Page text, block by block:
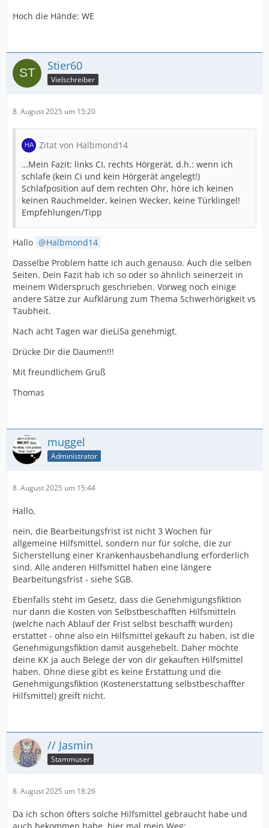
Hoch die Hände: WE
Stier60
Vielschreiber
8. August 2025 um 15:20
Zitat von Halbmond14
…Mein Fazit: links CI, rechts Hörgerät, d.h.: wenn ich
schlafe (kein Ci und kein Hörgerät angelegt!)
Schlafposition auf dem rechten Ohr, höre ich keinen
keinen Rauchmelder, keinen Wecker, keine Türklingel!
Empfehlungen/Tipp
Hallo
Halbmond14
Dasselbe Problem hatte ich auch genauso. Auch die selben
Seiten. Dein Fazit hab ich so oder so ähnlich seinerzeit in
meinem Widerspruch geschrieben. Vorweg noch einige
andere Sätze zur Aufklärung zum Thema Schwerhörigkeit vs
Taubheit.
Nach acht Tagen war dieLiSa genehmigt.
Drücke Dir die Daumen!!!
Mit freundlichem Gruß
Thomas
muggel
Administrator
8. August 2025 um 15:44
Hallo,
nein, die Bearbeitungsfrist ist nicht 3 Wochen für
allgemeine Hilfsmittel, sondern nur für solche, die zur
Sicherstellung einer Krankenhausbehandlung erforderlich
sind. Alle anderen Hilfsmittel haben eine längere
Bearbeitungsfrist - siehe SGB.
Ebenfalls steht im Gesetz, dass die Genehmigungsfiktion
nur dann die Kosten von Selbstbeschafften Hilfsmitteln
(welche nach Ablauf der Frist selbst beschafft wurden)
erstattet - ohne also ein Hilfsmittel gekauft zu haben, ist die
Genehmigungsfiktion damit ausgehebelt. Daher möchte
deine KK ja auch Belege der von dir gekauften Hilfsmittel
haben. Ohne diese gibt es keine Erstattung und die
Genehmigungsfiktion (Kostenerstattung selbstbeschaffter
Hilfsmittel) greift nicht.
// Jasmin
Stammuser
8. August 2025 um 18:26
Da ich schon öfters solche Hilfsmittel gebraucht habe und